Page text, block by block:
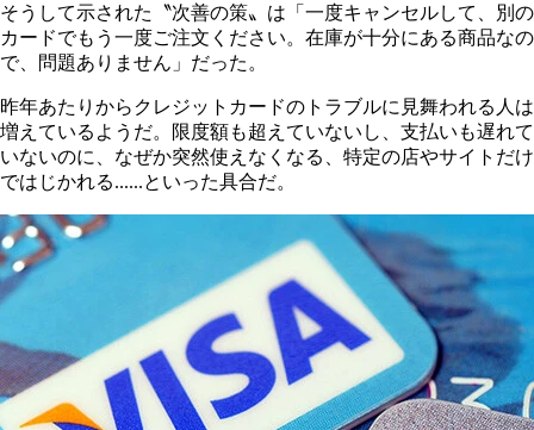
そうして示された〝次善の策〟は「一度キャンセルして、別の
カードでもう一度ご注文ください。在庫が十分にある商品なの
で、問題ありません」だった。
昨年あたりからクレジットカードのトラブルに見舞われる人は
増えているようだ。限度額も超えていないし、支払いも遅れて
いないのに、なぜか突然使えなくなる、特定の店やサイトだけ
ではじかれる......といった具合だ。